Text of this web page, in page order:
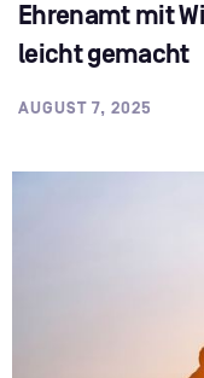
Ehrenamt mit
leicht gemacht
AUGUST 7, 2025